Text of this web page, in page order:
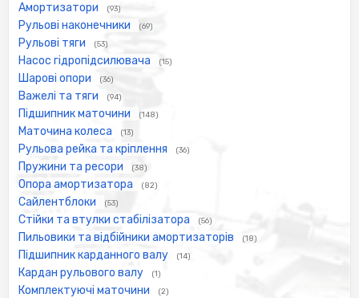
Амортизатори (93)
Рульові наконечники (69)
Рульові тяги (53)
Насос гідропідсилювача (15)
Шарові опори (36)
Важелі та тяги (94)
Підшипник маточини (148)
Маточина колеса (13)
Рульова рейка та кріплення (36)
Пружини та ресори (38)
Опора амортизатора (82)
Сайлентблоки (53)
Стійки та втулки стабілізатора (56)
Пильовики та відбійники амортизаторів (18)
Підшипник карданного валу (14)
Кардан рульового валу (1)
Комплектуючі маточини (2)